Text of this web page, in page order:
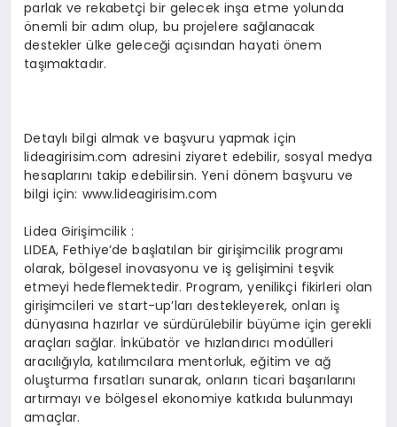
parlak ve rekabetçi bir gelecek inşa etme yolunda
önemli bir adım olup, bu projelere sağlanacak
destekler ülke geleceği açısından hayati önem
taşımaktadır.
Detaylı bilgi almak ve başvuru yapmak için
lideagirisim.com adresini ziyaret edebilir, sosyal medya
hesaplarını takip edebilirsin. Yeni dönem başvuru ve
bilgi için: www.lideagirisim.com
Lidea Girişimcilik :
LIDEA, Fethiye’de başlatılan bir girişimcilik programı
olarak, bölgesel inovasyonu ve iş gelişimini teşvik
etmeyi hedeflemektedir. Program, yenilikçi fikirleri olan
girişimcileri ve start-up’ları destekleyerek, onları iş
dünyasına hazırlar ve sürdürülebilir büyüme için gerekli
araçları sağlar. İnkübatör ve hızlandırıcı modülleri
aracılığıyla, katılımcılara mentorluk, eğitim ve ağ
oluşturma fırsatları sunarak, onların ticari başarılarını
artırmayı ve bölgesel ekonomiye katkıda bulunmayı
amaçlar.